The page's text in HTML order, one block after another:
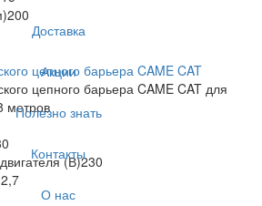
Доставка
Акции
Полезно знать
Контакты
О нас
200
цепного барьера CAME CAT
цепного барьера CAME CAT для
метров
(В)230
2,7